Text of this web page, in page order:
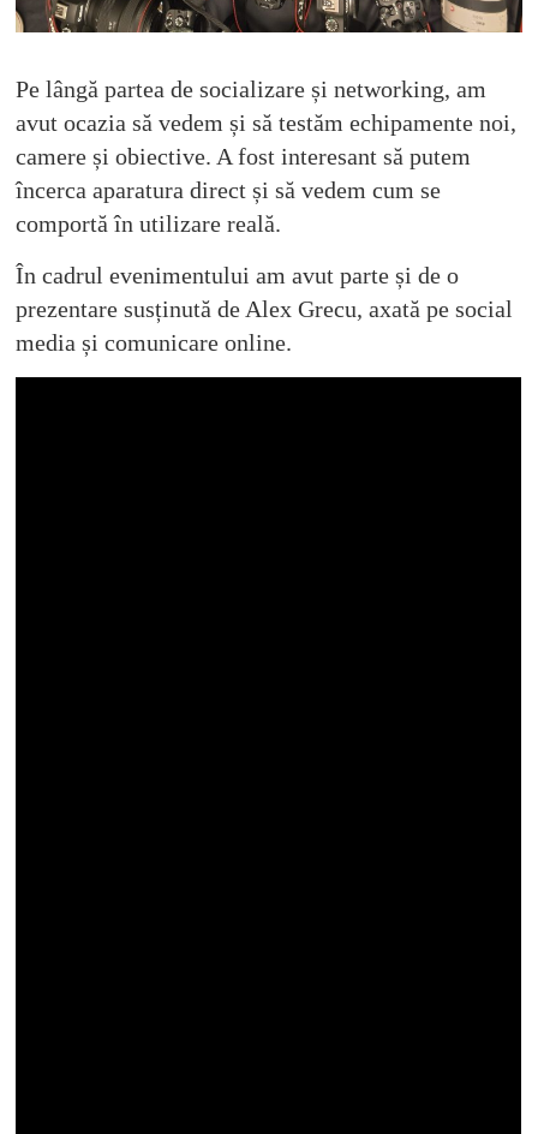
Pe lângă partea de socializare și networking, am
avut ocazia să vedem și să testăm echipamente noi,
camere și obiective. A fost interesant să putem
încerca aparatura direct și să vedem cum se
comportă în utilizare reală.
În cadrul evenimentului am avut parte și de o
prezentare susținută de Alex Grecu, axată pe social
media și comunicare online.